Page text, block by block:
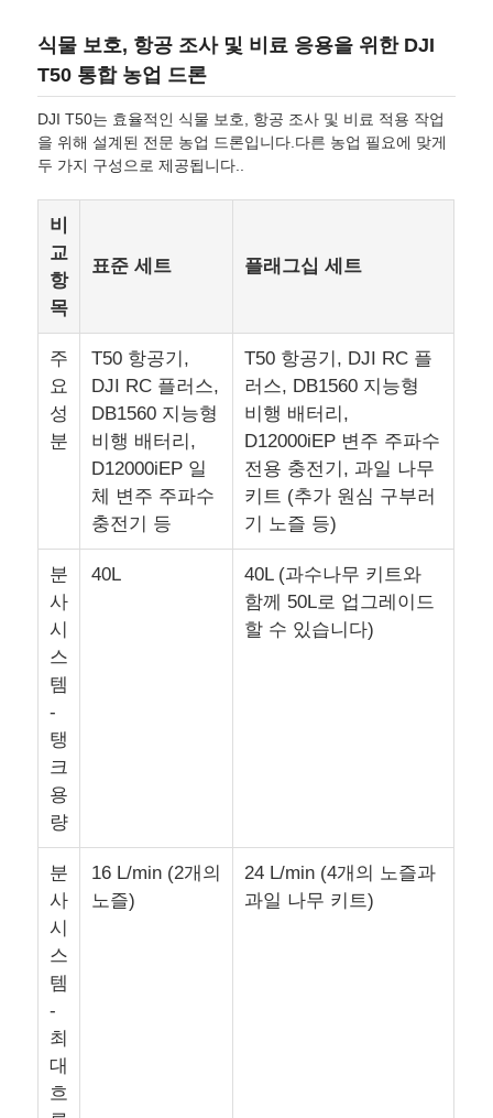
홈
제품
우리 에 관한 것
식물 보호, 항공 조사 및 비료 응용을 위한 DJI
T50 통합 농업 드론
DJI T50는 효율적인 식물 보호, 항공 조사 및 비료 적용 작업
을 위해 설계된 전문 농업 드론입니다.다른 농업 필요에 맞게
두 가지 구성으로 제공됩니다..
비
교
항
목
표준 세트 플래그십 세트
주
요
성
분
T50 항공기,
DJI RC 플러스,
DB1560 지능형
비행 배터리,
D12000iEP 일
체 변주 주파수
충전기 등
T50 항공기, DJI RC 플
러스, DB1560 지능형
비행 배터리,
D12000iEP 변주 주파수
전용 충전기, 과일 나무
키트 (추가 원심 구부러
기 노즐 등)
분
사
시
스
템
-
탱
크
용
량
40L
40L (과수나무 키트와
함께 50L로 업그레이드
할 수 있습니다)
분
사
시
스
템
-
최
대
흐
16 L/min (2개의
노즐)
24 L/min (4개의 노즐과
과일 나무 키트)